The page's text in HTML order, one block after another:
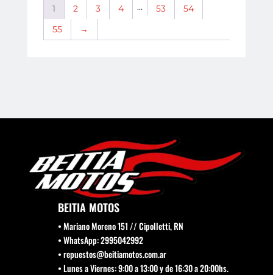
1 2 3 4 … 53
54
55
→
BEITIA MOTOS
• Mariano Moreno 151 // Cipolletti, RN
• WhatsApp: 2995042992
• repuestos@beitiamotos.com.ar
• Lunes a Viernes: 9:00 a 13:00 y de 16:30 a 20:00hs.